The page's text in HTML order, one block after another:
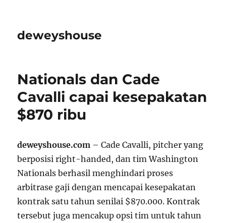
deweyshouse
Nationals dan Cade
Cavalli capai kesepakatan
$870 ribu
deweyshouse.com – Cade Cavalli, pitcher yang
berposisi right-handed, dan tim Washington
Nationals berhasil menghindari proses
arbitrase gaji dengan mencapai kesepakatan
kontrak satu tahun senilai $870.000. Kontrak
tersebut juga mencakup opsi tim untuk tahun